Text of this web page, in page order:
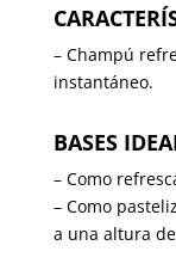
– Champú
instantáneo.
BASES
– Como
– Como
a una altura